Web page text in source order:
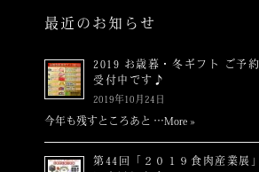
最近のお知らせ
2019 お歳暮・冬ギフト ご予約
受付中です♪
2019年10月24日
今年も残すところあと …More »
第44回「２０１９食肉産業展」